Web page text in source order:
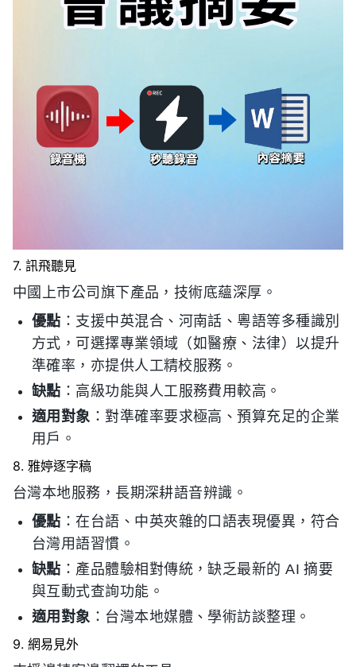
7. 訊飛聽見
中國上市公司旗下產品，技術底蘊深厚。
優點 ：支援中英混合、河南話、粵語等多種識別
方式，可選擇專業領域（如醫療、法律）以提升
準確率，亦提供人工精校服務。
缺點 ：高級功能與人工服務費用較高。
適用對象 ：對準確率要求極高、預算充足的企業
用戶。
8. 雅婷逐字稿
台灣本地服務，長期深耕語音辨識。
優點 ：在台語、中英夾雜的口語表現優異，符合
台灣用語習慣。
缺點 ：產品體驗相對傳統，缺乏最新的 AI 摘要
與互動式查詢功能。
適用對象 ：台灣本地媒體、學術訪談整理。
9. 網易見外